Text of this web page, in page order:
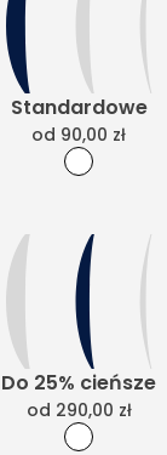
Standardowe
od 90,00 zł
Do 25% cieńsze
od 290,00 zł